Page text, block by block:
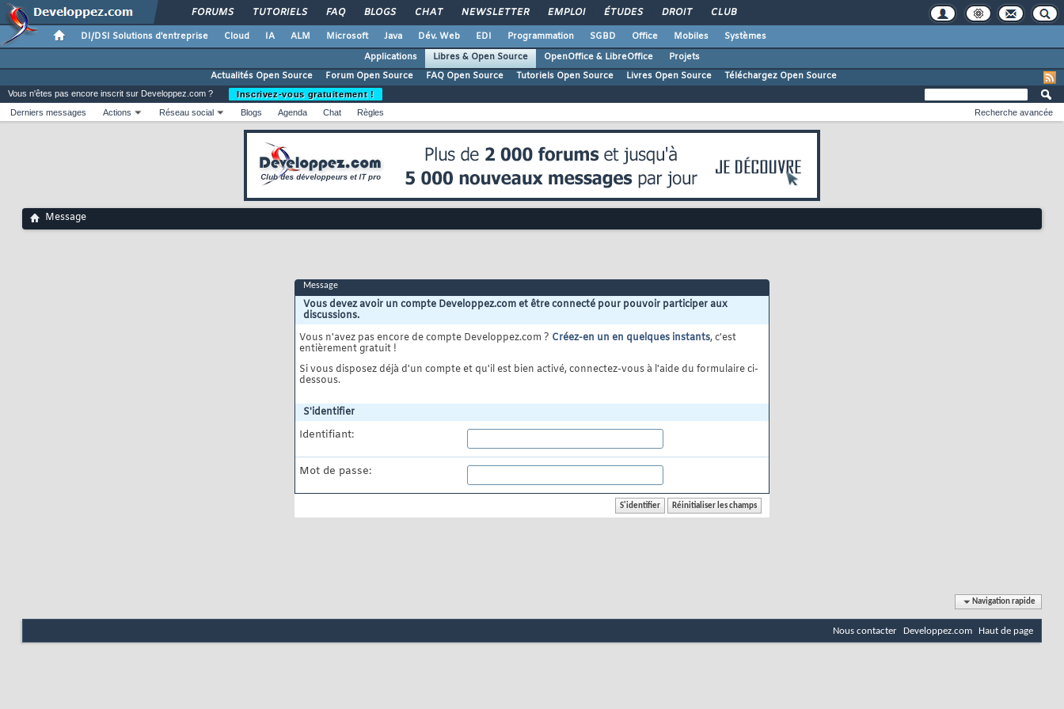
FORUMS TUTORIELS FAQ BLOGS CHAT NEWSLETTER EMPLOI ÉTUDES DROIT CLUB
DI/DSI Solutions d'entreprise Cloud IA ALM Microsoft Java Dév. Web EDI Programmation SGBD Office Mobiles
Systèmes
Applications
Libres & Open Source OpenOffice & LibreOffice
Projets
Actualités Open Source
Forum Open Source FAQ Open Source Tutoriels Open Source Livres Open Source Téléchargez Open Source
Vous n'êtes pas encore inscrit sur Developpez.com ?
Inscrivez-vous gratuitement !
Derniers messages
Actions Réseau social Blogs Agenda Chat Règles Recherche avancée
Message
Message
Vous devez avoir un compte Developpez.com et être connecté pour pouvoir participer aux
discussions.
Vous n'avez pas encore de compte Developpez.com ? Créez-en un en quelques instants, c'est
entièrement gratuit !
Si vous disposez déjà d'un compte et qu'il est bien activé, connectez-vous à l'aide du formulaire ci-
dessous.
S'identifier
Identifiant:
Mot de passe:
Navigation rapide
Nous contacter Developpez.com Haut de page